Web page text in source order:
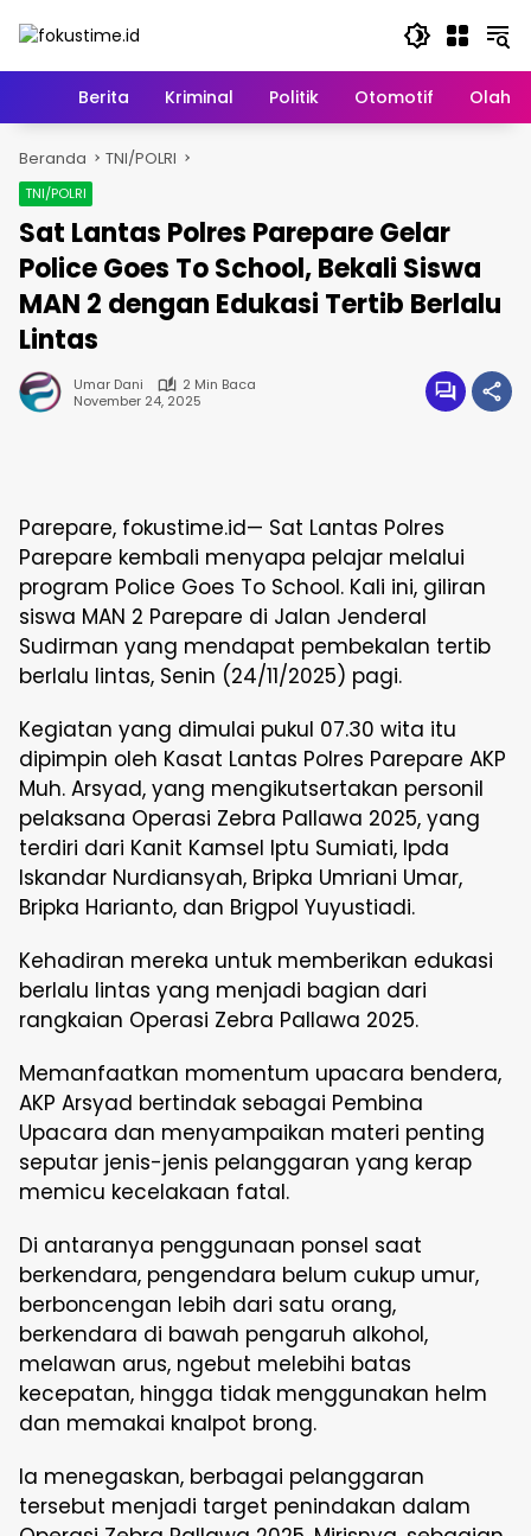
HomeBerita Kriminal Politik Otomotif
Beranda TNI/POLRI
TNI/POLRI
Sat Lantas Polres Parepare Gelar
Police Goes To School, Bekali Siswa
MAN 2 dengan Edukasi Tertib Berlalu
Lintas
Umar Dani
2 Min Baca
November 24, 2025
Parepare, fokustime.id— Sat Lantas Polres
Parepare kembali menyapa pelajar melalui
program Police Goes To School. Kali ini, giliran
siswa MAN 2 Parepare di Jalan Jenderal
Sudirman yang mendapat pembekalan tertib
berlalu lintas, Senin (24/11/2025) pagi.
Kegiatan yang dimulai pukul 07.30 wita itu
dipimpin oleh Kasat Lantas Polres Parepare AKP
Muh. Arsyad, yang mengikutsertakan personil
pelaksana Operasi Zebra Pallawa 2025, yang
terdiri dari Kanit Kamsel Iptu Sumiati, Ipda
Iskandar Nurdiansyah, Bripka Umriani Umar,
Bripka Harianto, dan Brigpol Yuyustiadi.
Kehadiran mereka untuk memberikan edukasi
berlalu lintas yang menjadi bagian dari
rangkaian Operasi Zebra Pallawa 2025.
Memanfaatkan momentum upacara bendera,
AKP Arsyad bertindak sebagai Pembina
Upacara dan menyampaikan materi penting
seputar jenis-jenis pelanggaran yang kerap
memicu kecelakaan fatal.
Di antaranya penggunaan ponsel saat
berkendara, pengendara belum cukup umur,
berboncengan lebih dari satu orang,
berkendara di bawah pengaruh alkohol,
melawan arus, ngebut melebihi batas
kecepatan, hingga tidak menggunakan helm
dan memakai knalpot brong.
Ia menegaskan, berbagai pelanggaran
tersebut menjadi target penindakan dalam